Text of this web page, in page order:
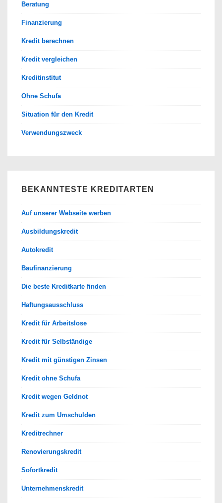
Beratung
Finanzierung
Kredit berechnen
Kredit vergleichen
Kreditinstitut
Ohne Schufa
Situation für den Kredit
Verwendungszweck
BEKANNTESTE KREDITARTEN
Auf unserer Webseite werben
Ausbildungskredit
Autokredit
Baufinanzierung
Die beste Kreditkarte finden
Haftungsausschluss
Kredit für Arbeitslose
Kredit für Selbständige
Kredit mit günstigen Zinsen
Kredit ohne Schufa
Kredit wegen Geldnot
Kredit zum Umschulden
Kreditrechner
Renovierungskredit
Sofortkredit
Unternehmenskredit